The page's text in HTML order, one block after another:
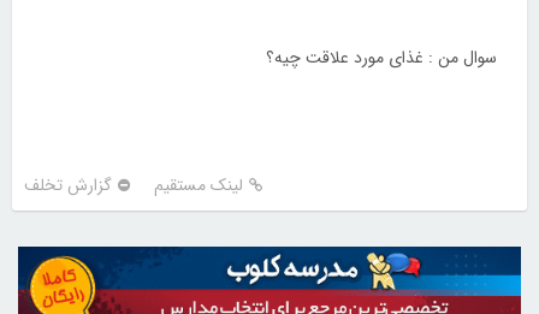
سوال من : غذای مورد علاقت چیه؟
لینک مستقیم گزارش تخلف